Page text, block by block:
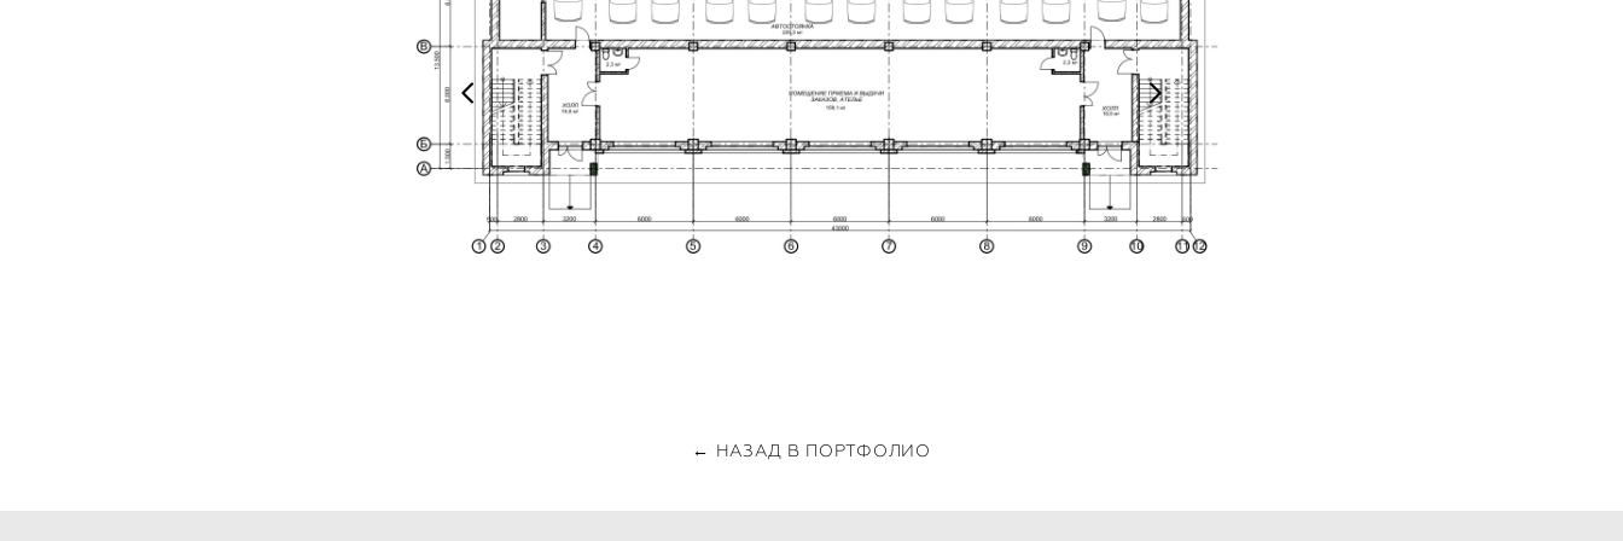
← НАЗАД В ПОРТФОЛИО